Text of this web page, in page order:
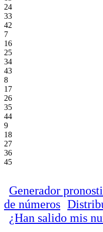
24
33
42
7
16
25
34
43
8
17
26
35
44
9
18
27
36
45
Generador
de números
¿Han salido mis